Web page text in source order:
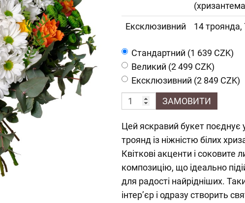
Ексклюзивний
14 троянда,
Cтандартний (1 639 CZK)
Великий (2 499 CZK)
Ексклюзивний (2 849 CZK)
ЗАМОВИТИ
Цей яскравий букет поєднує
троянд із ніжністю білих
Квіткові акценти і
композицію, що ідеально
для радості найрідніших.
інтер’єр і одразу створить